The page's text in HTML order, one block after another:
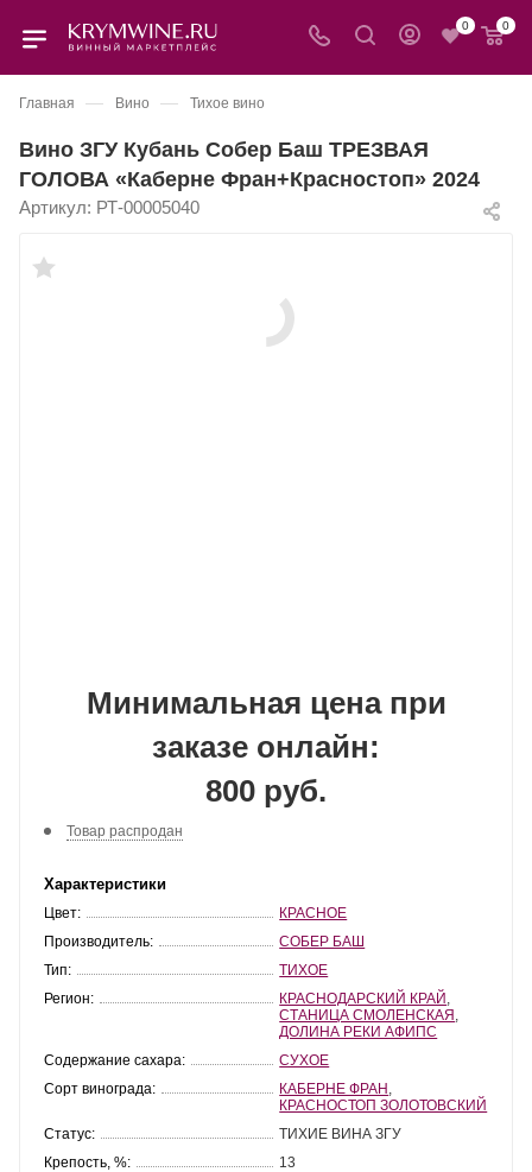
0 0
Главная — Вино — Тихое вино
Вино ЗГУ Кубань Собер Баш ТРЕЗВАЯ
ГОЛОВА «Каберне Фран+Красностоп» 2024
Артикул: РТ-00005040
Минимальная цена при
заказе онлайн:
800 руб.
Товар распродан
Характеристики
Цвет:
КРАСНОЕ
Производитель:
СОБЕР БАШ
Тип:
ТИХОЕ
Регион:
КРАСНОДАРСКИЙ КРАЙ
СТАНИЦА СМОЛЕНСКАЯ
ДОЛИНА РЕКИ АФИПС
Содержание сахара:
СУХОЕ
Сорт винограда:
КАБЕРНЕ ФРАН
КРАСНОСТОП ЗОЛОТОВСКИЙ
Статус:
ТИХИЕ ВИНА ЗГУ
Крепость, %:
13